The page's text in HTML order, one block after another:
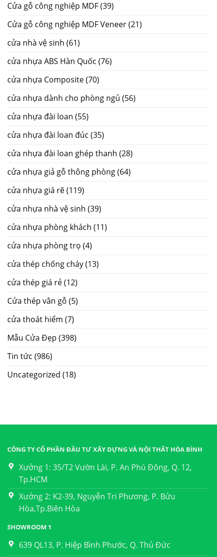
Cửa gỗ công nghiệp MDF(39)
Cửa gỗ công nghiệp MDF Veneer(21)
cửa nhà vệ sinh (61)
cửa nhựa ABS Hàn Quốc (76)
cửa nhựa Composite(70)
cửa nhựa dành cho phòng ngủ (56)
cửa nhựa đài loan (55)
cửa nhựa đài loan đúc (35)
cửa nhựa đài loan ghép thanh (28)
cửa nhựa giả gỗ thông phòng(64)
cửa nhựa giá rẽ(119)
cửa nhựa nhà vệ sinh (39)
cửa nhựa phòng khách (11)
cửa nhựa phòng trọ (4)
cửa thép chống cháy(13)
cửa thép giá rẻ(12)
Cửa thép vân gỗ (5)
cửa thoát hiểm (7)
Mẫu Cửa Đẹp (398)
Tin tức (986)
Uncategorized (18)
CÔNG TY CỔ PHẦN ĐẦU TƯ XÂY DỰNG VÀ NỘI THẤT HÒA BÌNH
Xưởng 1: 35/T2 Vườn Lài, P. An Phú Đông, Q. 12,
Tp.HCM
Xưởng 2: K2-39, Nguyễn Tri Phương, P. Bửu
Hòa,Tp.Biên Hòa
SHOWROOM 1
639 QL13, P. Hiệp Bình Phước, Q. Thủ Đức